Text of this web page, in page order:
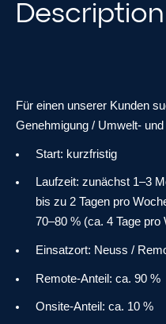
Description
Für einen unserer Kunden
Genehmigung / Umwelt-
Start: kurzfristig
Laufzeit: zunächst 1–3
bis zu 2 Tagen pro
70–80 % (ca. 4 Tage pro
Einsatzort: Neuss /
Remote-Anteil: ca. 90 %
Onsite-Anteil: ca. 10 %